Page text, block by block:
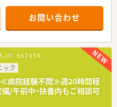
血など）の救急受け入れから緊急手
アルするなど、最新設備の導入が
を行っています。
、在宅復帰までを一貫してサポー
ら徒歩圏内！
たマイカー通勤も可能です。
お問い合わせ
ID： 697959
ック
≪病院経験不問≫週20時間程
/午前中・扶養内もご相談可